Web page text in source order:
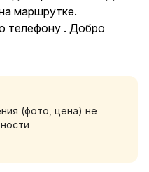
маршрутке.
телефону . Добро
(фото, цена) не